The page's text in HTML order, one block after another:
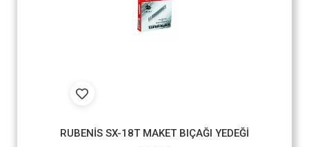
RUBENİS SX-18T MAKET BIÇAĞI YEDEĞİ